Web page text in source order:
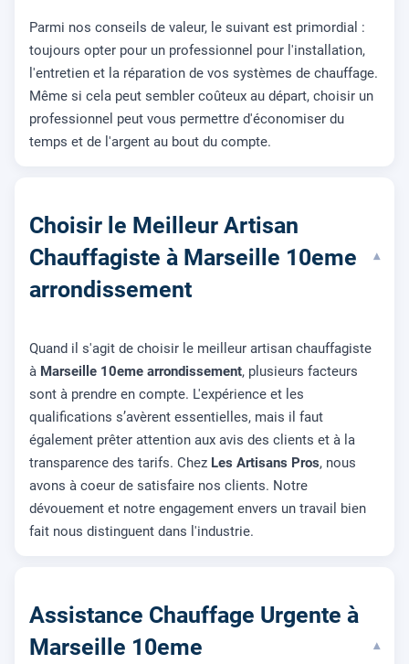
Parmi nos conseils de valeur, le suivant est primordial :
toujours opter pour un professionnel pour l'installation,
l'entretien et la réparation de vos systèmes de chauffage.
Même si cela peut sembler coûteux au départ, choisir un
professionnel peut vous permettre d'économiser du
temps et de l'argent au bout du compte.
Choisir le Meilleur Artisan
Chauffagiste à Marseille 10eme
arrondissement
▾
Quand il s'agit de choisir le meilleur artisan chauffagiste
à Marseille 10eme arrondissement, plusieurs facteurs
sont à prendre en compte. L'expérience et les
qualifications s’avèrent essentielles, mais il faut
également prêter attention aux avis des clients et à la
transparence des tarifs. Chez Les Artisans Pros, nous
avons à coeur de satisfaire nos clients. Notre
dévouement et notre engagement envers un travail bien
fait nous distinguent dans l'industrie.
Assistance Chauffage Urgente à
Marseille 10eme
▾